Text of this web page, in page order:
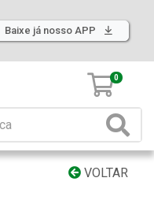
Baixe já nosso APP
0
VOLTAR